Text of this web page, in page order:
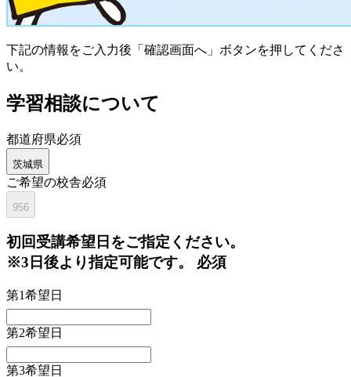
下記の情報をご入力後「確認画面へ」ボタンを押してくださ
い。
学習相談について
都道府県必須
茨城県
ご希望の校舎必須
956
初回受講希望日をご指定ください。
※3日後より指定可能です。 必須
第1希望日
第2希望日
第3希望日